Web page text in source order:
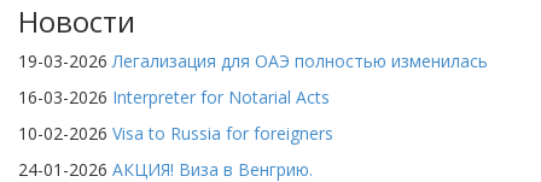
Новости
19-03-2026 Легализация для ОАЭ полностью изменилась
16-03-2026 Interpreter for Notarial Acts
10-02-2026 Visa to Russia for foreigners
24-01-2026 АКЦИЯ! Виза в Венгрию.